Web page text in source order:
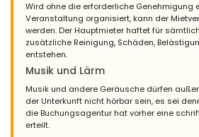
Wird ohne die erforderliche Genehmigung
Veranstaltung organisiert, kann der
werden. Der Hauptmieter haftet für
zusätzliche Reinigung, Schäden,
entstehen.
Musik und Lärm
Musik und andere Geräusche dürfen
der Unterkunft nicht hörbar sein, es sei
die Buchungsagentur hat vorher eine
erteilt.